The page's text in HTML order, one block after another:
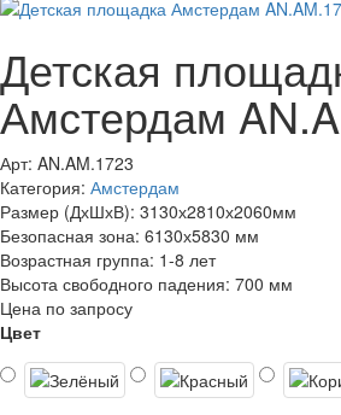
Детская
Амстердам
Арт: AN.AM.1723
Категория: Амстердам
Размер (ДхШхВ): 3130х2810х2060мм
Безопасная зона: 6130х5830 мм
Возрастная группа: 1-8 лет
Высота свободного падения: 700 мм
Цена по запросу
Цвет